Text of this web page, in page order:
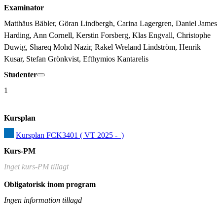
Examinator
Matthäus Bäbler, Göran Lindbergh, Carina Lagergren, Daniel James
Harding, Ann Cornell, Kerstin Forsberg, Klas Engvall, Christophe
Duwig, Shareq Mohd Nazir, Rakel Wreland Lindström, Henrik
Kusar, Stefan Grönkvist, Efthymios Kantarelis
Studenter
1
Kursplan
Kursplan FCK3401 ( VT 2025 -  )
Kurs-PM
Inget kurs-PM tillagt
Obligatorisk inom program
Ingen information tillagd